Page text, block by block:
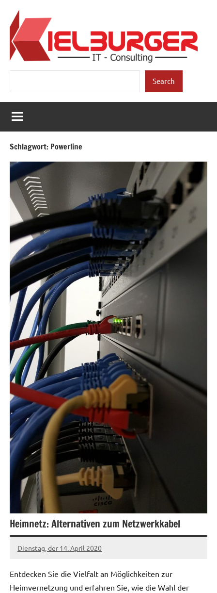
Inhalt
springen
Kielburger
IT-
Consulting
Search
Schlagwort: Powerline
Heimnetz: Alternativen zum Netzwerkkabel
Dienstag, der 14. April 2020
Patrick
Entdecken Sie die Vielfalt an Möglichkeiten zur
Heimvernetzung und erfahren Sie, wie die Wahl der